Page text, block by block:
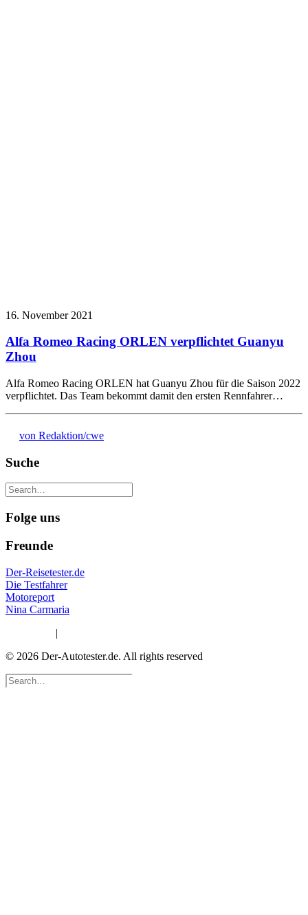
16. November 2021
Alfa Romeo Racing ORLEN verpflichtet Guanyu
Zhou
Alfa Romeo Racing ORLEN hat Guanyu Zhou für die Saison 2022
verpflichtet. Das Team bekommt damit den ersten Rennfahrer…
von Redaktion/cwe
Suche
Folge uns
Freunde
Der-Reisetester.de
Die Testfahrer
Motoreport
Nina Carmaria
|
© 2026 Der-Autotester.de. All rights reserved